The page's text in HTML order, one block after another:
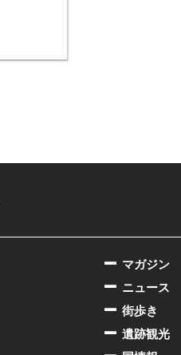
マガジン
ニュース
街歩き
遺跡観光